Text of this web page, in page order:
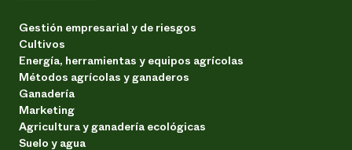
Gestión empresarial y de riesgos
Cultivos
Energía, herramientas y equipos agrícolas
Métodos agrícolas y ganaderos
Ganadería
Marketing
Agricultura y ganadería ecológicas
Suelo y agua